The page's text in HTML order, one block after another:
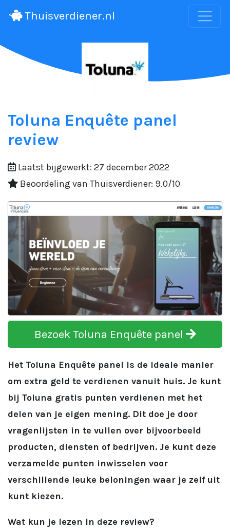
Thuisverdiener.nl
Toluna Enquête panel
review
Laatst bijgewerkt: 27 december 2022
Beoordeling van Thuisverdiener: 9.0/10
Bezoek Toluna Enquête panel
Het Toluna Enquête panel is de ideale manier
om extra geld te verdienen vanuit huis. Je kunt
bij Toluna gratis punten verdienen met het
delen van je eigen mening. Dit doe je door
vragenlijsten in te vullen over bijvoorbeeld
producten, diensten of bedrijven. Je kunt deze
verzamelde punten inwisselen voor
verschillende leuke beloningen waar je zelf uit
kunt kiezen.
Wat kun je lezen in deze review?